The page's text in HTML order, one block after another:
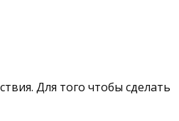
Для того чтобы сделать